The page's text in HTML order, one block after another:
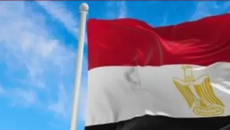
إلهام شرشر تكتب: دي مبقتش كورة..
دي سياسة
الكاتبة إلهام شرشر تهنئ الرئيس
السيسي بعيد ميلاده وتُشيد بجهوده
في بناء الدولة